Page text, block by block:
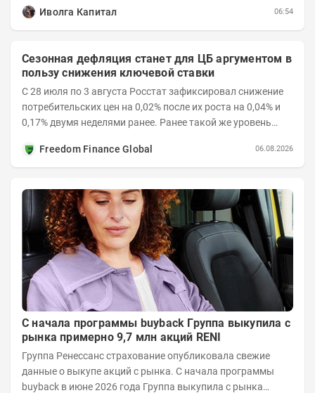
Иволга Капитал
06:54
Сезонная дефляция станет для ЦБ аргументом в
пользу снижения ключевой ставки
С 28 июля по 3 августа Росстат зафиксировал снижение
потребительских цен на 0,02% после их роста на 0,04% и
0,17% двумя неделями ранее. Ранее такой же уровень
Freedom Finance Global
06.08.2026
С начала программы buyback Группа выкупила с
рынка примерно 9,7 млн акций RENI
Группа Ренессанс страхование опубликовала свежие
данные о выкупе акций с рынка. C начала программы
buyback в июне 2026 года Группа выкупила с рынка